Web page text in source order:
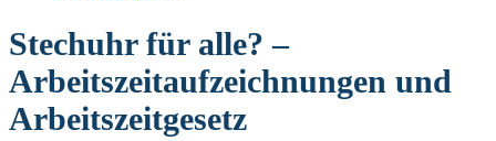
Stechuhr für alle? –
Arbeitszeitaufzeichnungen und
Arbeitszeitgesetz